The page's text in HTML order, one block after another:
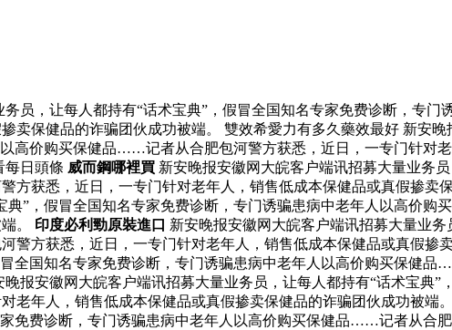
员，让每人都持有“话术宝典”，假冒全国知名专家免费诊断，专
卖保健品的诈骗团伙成功被端。 雙效希愛力有多久藥效最好 新安
高价购买保健品……记者从合肥包河警方获悉，近日，一专门针对
每日頭條 威而鋼哪裡買 新安晚报安徽网大皖客户端讯招募大量业务
获悉，近日，一专门针对老年人，销售低成本保健品或真假掺卖
”，假冒全国知名专家免费诊断，专门诱骗患病中老年人以高价
。 印度必利勁原裝進口 新安晚报安徽网大皖客户端讯招募大量业
方获悉，近日，一专门针对老年人，销售低成本保健品或真假掺
全国知名专家免费诊断，专门诱骗患病中老年人以高价购买保健
报安徽网大皖客户端讯招募大量业务员，让每人都持有“话术宝典
年人，销售低成本保健品或真假掺卖保健品的诈骗团伙成功被端
免费诊断，专门诱骗患病中老年人以高价购买保健品……记者从合